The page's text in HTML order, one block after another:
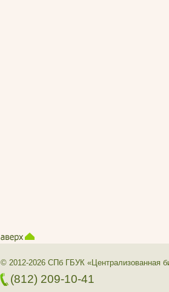
© 2012-2026 СПб ГБУК «Централизованная
(812) 209-10-41